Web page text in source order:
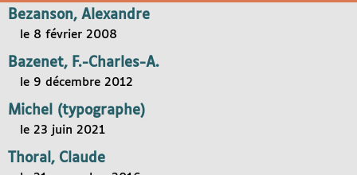
Bezanson, Alexandre
le 8 février 2008
Bazenet, F.-Charles-A.
le 9 décembre 2012
Michel (typographe)
le 23 juin 2021
Thoral, Claude